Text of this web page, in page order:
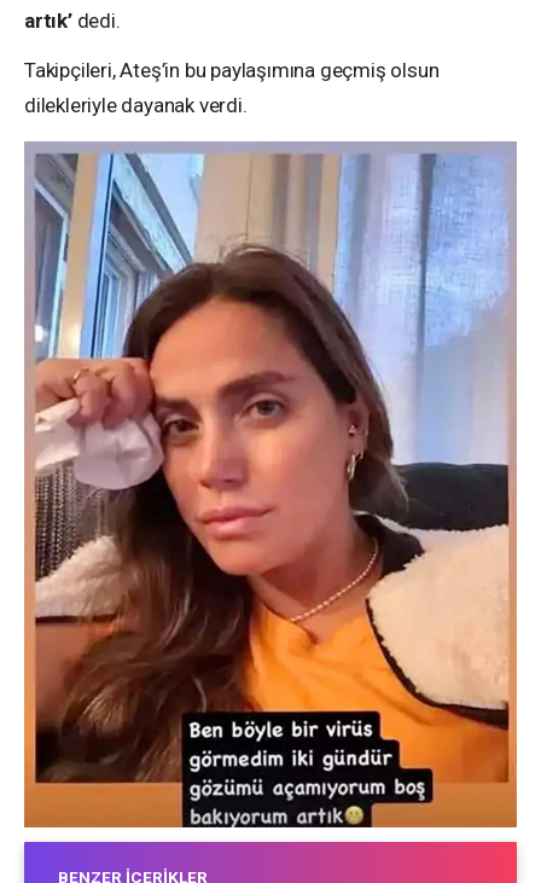
artık’ dedi.
Takipçileri, Ateş’in bu paylaşımına geçmiş olsun
dilekleriyle dayanak verdi.
BENZER İÇERIKLER